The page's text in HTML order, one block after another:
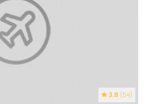
3.8 (54)